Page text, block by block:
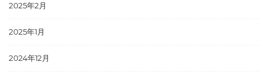
2025年2月
2025年1月
2024年12月